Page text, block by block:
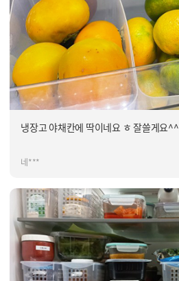
냉장고 야채칸에 딱이네요 ㅎ 잘쓸게요^^
네***